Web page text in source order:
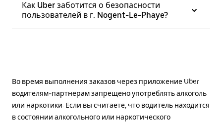
Как Uber заботится о безопасности
пользователей в г. Nogent-Le-Phaye?
Во время выполнения заказов через приложение Uber
водителям-партнерам запрещено употреблять алкоголь
или наркотики. Если вы считаете, что водитель находится
в состоянии алкогольного или наркотического